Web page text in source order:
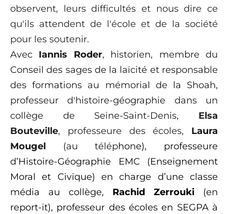
observent, leurs difficultés et nous dire ce
qu'ils attendent de l'école et de la société
pour les soutenir.
Avec Iannis Roder, historien, membre du
Conseil des sages de la laïcité et responsable
des formations au mémorial de la Shoah,
professeur d'histoire-géographie dans un
collège de Seine-Saint-Denis, Elsa
Bouteville, professeure des écoles, Laura
Mougel
(au téléphone), professeure
d’Histoire-Géographie EMC (Enseignement
Moral et Civique) en charge d’une classe
média au collège, Rachid Zerrouki (en
report-it), professeur des écoles en SEGPA à